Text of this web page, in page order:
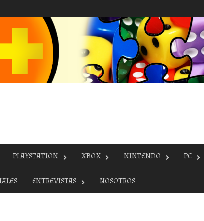
PLAYSTATION XBOX NINTENDO PC
ENTREVISTAS NOSOTROS